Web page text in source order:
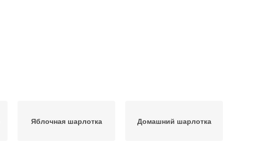
Яблочная шарлотка Домашний шарлотка